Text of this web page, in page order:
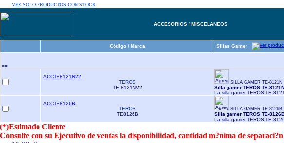
VER SOLO PRODUCTOS CON STOCK
ACCESORIOS / MISCELANEOS
Código / Marca Sillas Gamer
==
ACCTE8121NV2
TEROS
TE-8121NV2
SILLA GAMER TE-8121N
Silla gamer TEROS TE-
La silla gamer TEROS TE-
ACCTE8126B
TEROS
TE8126B
SILLA GAMER TE-8126B
Silla gamer TEROS TE-
La silla gamer TEROS TE-
(*)Estimado Cliente
Consulte con su Ejecutivo de ventas la disponibilidad, cantidad m?nima de